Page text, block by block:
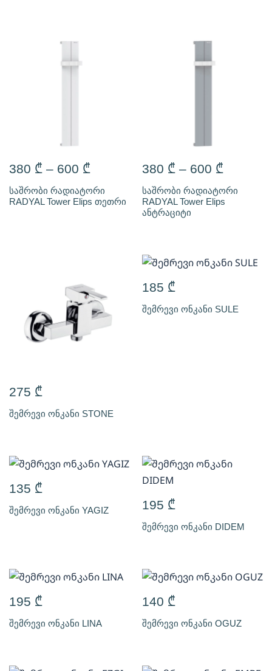
380 ₾ – 600 ₾
საშრობი რადიატორი
RADYAL Tower Elips თეთრი
380 ₾ – 600 ₾
საშრობი რადიატორი
RADYAL Tower Elips
ანტრაციტი
275 ₾
შემრევი ონკანი STONE
185 ₾
შემრევი ონკანი SULE
135 ₾
შემრევი ონკანი YAGIZ 195 ₾
შემრევი ონკანი DIDEM
195 ₾
შემრევი ონკანი LINA
140 ₾
შემრევი ონკანი OGUZ